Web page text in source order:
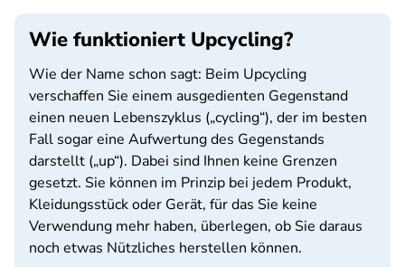
Wie funktioniert Upcycling?
Wie der Name schon sagt: Beim Upcycling
verschaffen Sie einem ausgedienten Gegenstand
einen neuen Lebenszyklus („cycling“), der im besten
Fall sogar eine Aufwertung des Gegenstands
darstellt („up“). Dabei sind Ihnen keine Grenzen
gesetzt. Sie können im Prinzip bei jedem Produkt,
Kleidungsstück oder Gerät, für das Sie keine
Verwendung mehr haben, überlegen, ob Sie daraus
noch etwas Nützliches herstellen können.